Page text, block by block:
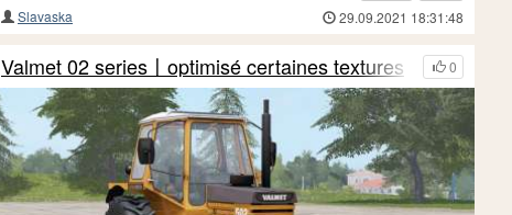
Slavaska
29.09.2021 18:31:48
0
Valmet 02 series〡optimisé certaines textures